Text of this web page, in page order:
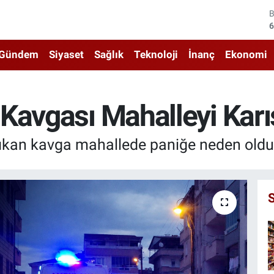
Siyaset Sağlık Teknoloji İnanç Ekonomi
Mahalleyi
kavga mahallede paniğe neden